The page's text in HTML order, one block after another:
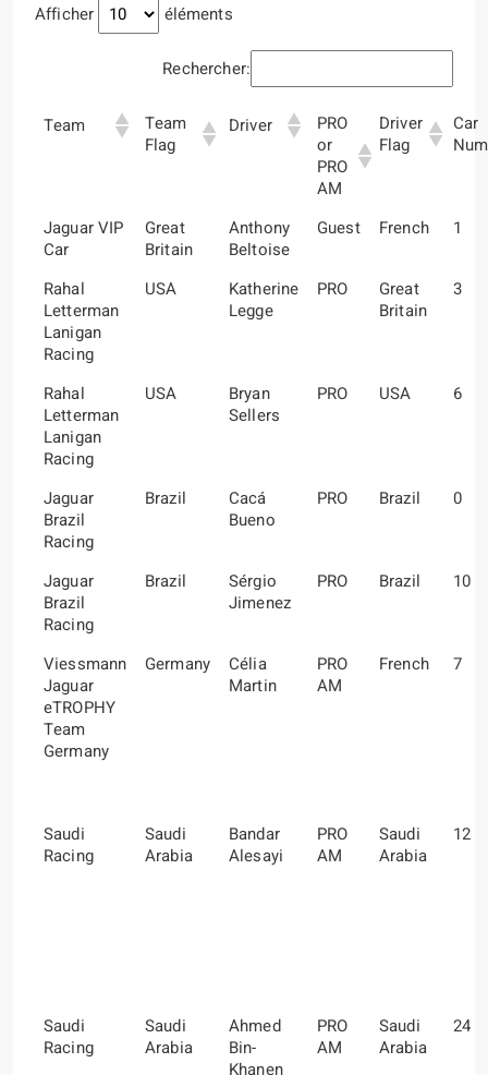
Afficher éléments
Rechercher:
Team
Team
Flag
Driver
PRO
or
PRO
AM
Driver
Flag
Car
Jaguar VIP
Car
Great
Britain
Anthony
Beltoise
Guest French 1
Rahal
Letterman
Lanigan
Racing
USA
Katherine
Legge
PRO
Great
Britain
3
Rahal
Letterman
Lanigan
Racing
USA
Bryan
Sellers
PRO USA 6
Jaguar
Brazil
Racing
Brazil
Cacá
Bueno
PRO Brazil 0
Jaguar
Brazil
Racing
Brazil
Sérgio
Jimenez
PRO Brazil 10
Viessmann
Jaguar
eTROPHY
Team
Germany
Germany
Célia
Martin
PRO
AM
French 7
Saudi
Racing
Saudi
Arabia
Bandar
Alesayi
PRO
AM
Saudi
Arabia
12
Saudi
Racing
Saudi
Arabia
Ahmed
Bin-
Khanen
PRO
AM
Saudi
Arabia
24